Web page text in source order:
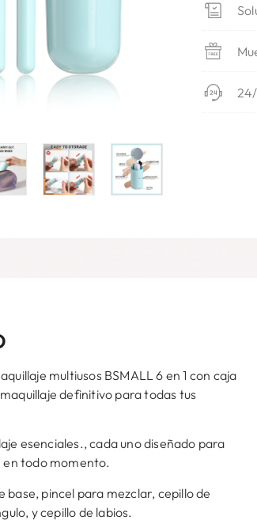
multiusos BSMALL 6 en 1 con caja
definitivo para todas tus
esenciales., cada uno diseñado para
en todo momento.
base, pincel para mezclar, cepillo de
y cepillo de labios.